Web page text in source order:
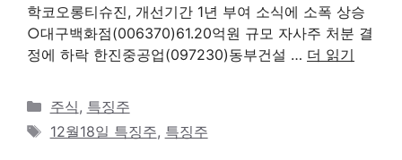
학코오롱티슈진, 개선기간 1년 부여 소식에 소폭 상승
○대구백화점(006370)61.20억원 규모 자사주 처분 결
정에 하락 한진중공업(097230)동부건설 … 더 읽기
카
테
주식, 특징주
태
12월18일 특징주, 특징주